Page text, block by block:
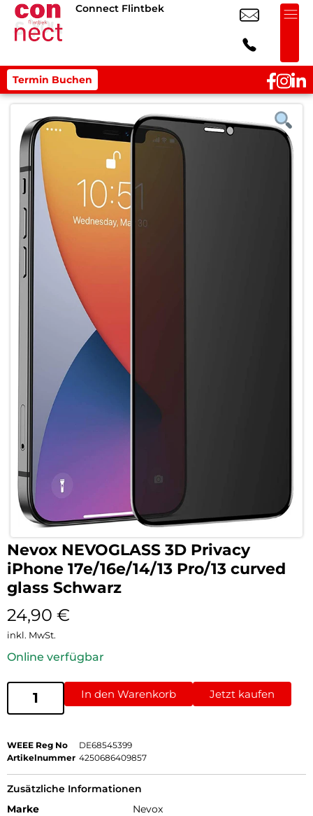
Connect Flintbek
Termin Buchen
Nevox NEVOGLASS 3D Privacy
iPhone 17e/16e/14/13 Pro/13 curved
glass Schwarz
24,90 €
inkl. MwSt.
Online verfügbar
In den Warenkorb Jetzt kaufen
WEEE Reg No
DE68545399
Artikelnummer 4250686409857
Zusätzliche Informationen
Marke
Nevox